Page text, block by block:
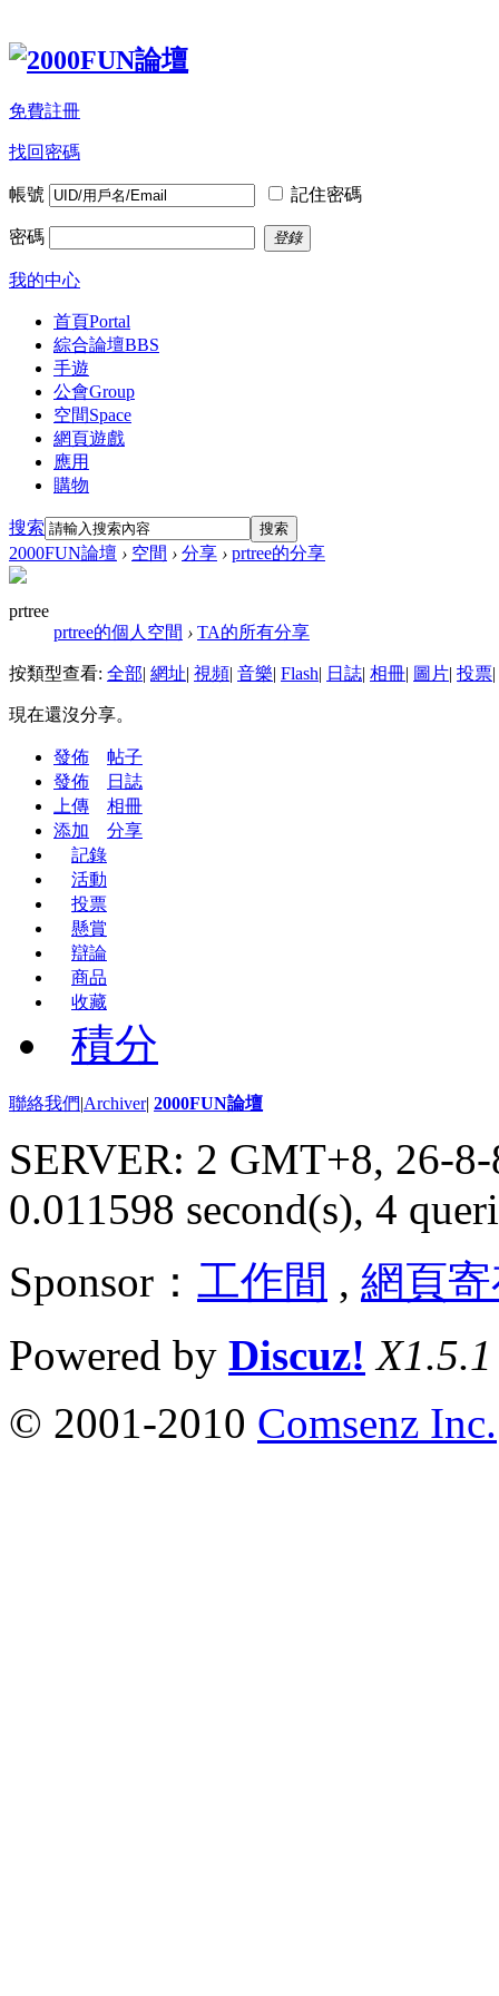
免費註冊
找回密碼
帳號 記住密碼
密碼 登錄
我的中心
首頁Portal
綜合論壇BBS
手遊
公會Group
空間Space
網頁遊戲
應用
購物
搜索 搜索
2000FUN論壇 › 空間 › 分享 › prtree的分享
prtree
prtree的個人空間 › TA的所有分享
按類型查看: 全部| 網址| 視頻| 音樂| Flash| 日誌| 相冊| 圖片| 投票|
現在還沒分享。
發佈
帖子
發佈
日誌
上傳
相冊
添加
分享
記錄
活動
投票
懸賞
辯論
商品
收藏
積分
聯絡我們|Archiver| 2000FUN論壇
SERVER: 2 GMT+8, 26-
0.011598 second(s), 4
Sponsor： 工作間 , 網頁
Powered by Discuz! X1.5.1
© 2001-2010 Comsenz Inc.